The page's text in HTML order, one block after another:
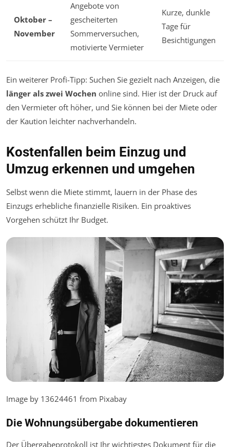
Oktober –
November
Angebote von
gescheiterten
Sommerversuchen,
motivierte Vermieter
Kurze, dunkle
Tage für
Besichtigungen
Ein weiterer Profi-Tipp: Suchen Sie gezielt nach Anzeigen, die
länger als zwei Wochen online sind. Hier ist der Druck auf
den Vermieter oft höher, und Sie können bei der Miete oder
der Kaution leichter nachverhandeln.
Kostenfallen beim Einzug und
Umzug erkennen und umgehen
Selbst wenn die Miete stimmt, lauern in der Phase des
Einzugs erhebliche finanzielle Risiken. Ein proaktives
Vorgehen schützt Ihr Budget.
Image by 13624461 from Pixabay
Die Wohnungsübergabe dokumentieren
Der Übergabeprotokoll ist Ihr wichtigstes Dokument für die